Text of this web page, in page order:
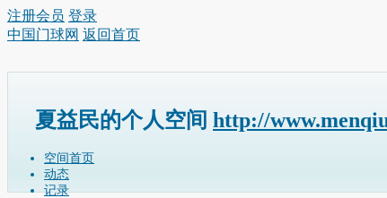
注册会员 登录
中国门球网 返回首页
夏益民的个人空间 http://
空间首页
动态
记录